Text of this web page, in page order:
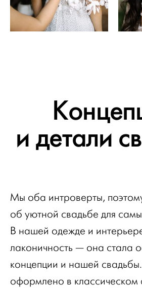
и детали
Мы оба интроверты,
об уютной свадьбе для
В нашей одежде и
лаконичность — она стала
концепции и нашей
оформлено в классическом